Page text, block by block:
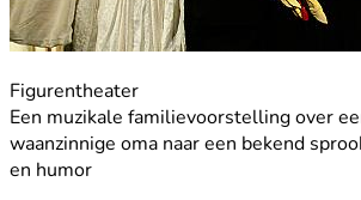
Figurentheater
Een muzikale familievoorstelling over
waanzinnige oma naar een bekend
en humor